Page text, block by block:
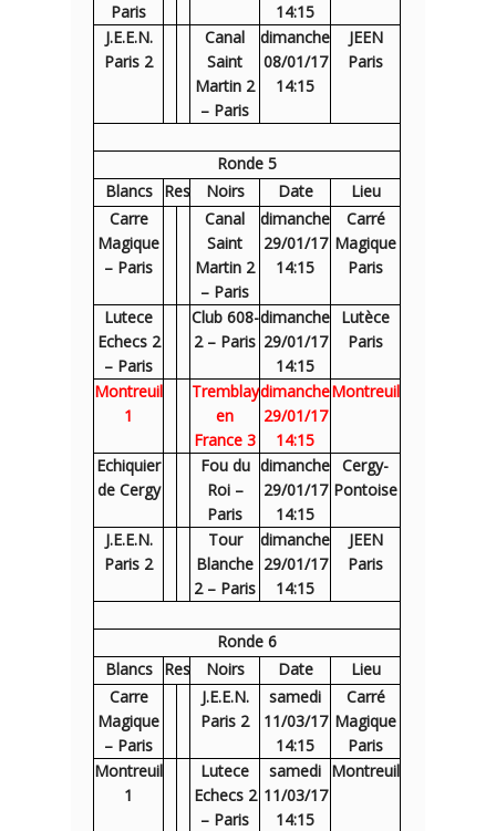
Paris
14:15
J.E.E.N.
Paris 2
Canal
Saint
Martin 2
– Paris
dimanche
08/01/17
14:15
JEEN
Paris
Ronde 5
Blancs
Res Noirs Date
Lieu
Carre
Magique
– Paris
Canal
Saint
Martin 2
– Paris
dimanche
29/01/17
14:15
Carré
Magique
Paris
Lutece
Echecs 2
– Paris
Club 608-
2 – Paris
dimanche
29/01/17
14:15
Lutèce
Paris
Montreuil
1
Tremblay
en
France 3
dimanche
29/01/17
14:15
Montreuil
Echiquier
de Cergy
Fou du
Roi –
Paris
dimanche
29/01/17
14:15
Cergy-
Pontoise
J.E.E.N.
Paris 2
Tour
Blanche
2 – Paris
dimanche
29/01/17
14:15
JEEN
Paris
Ronde 6
Blancs
Res Noirs Date
Lieu
Carre
Magique
– Paris
J.E.E.N.
Paris 2
samedi
11/03/17
14:15
Carré
Magique
Paris
Montreuil
1
Lutece
Echecs 2
– Paris
samedi
11/03/17
14:15
Montreuil